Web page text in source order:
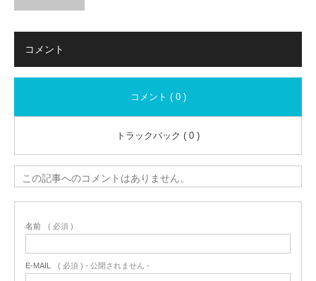
コメント
コメント ( 0 )
トラックバック ( 0 )
この記事へのコメントはありません。
名前 ( 必須 )
E-MAIL ( 必須 ) - 公開されません -